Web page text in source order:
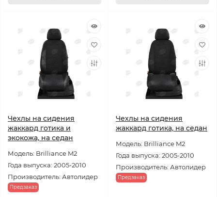
Чехлы на сидения
жаккард готика и
экокожа, на седан
Модель: Brilliance M2
Года выпуска: 2005-2010
Производитель: Автолидер
Предзаказ
Чехлы на сидения
жаккард готика, на седан
Модель: Brilliance M2
Года выпуска: 2005-2010
Производитель: Автолидер
Предзаказ